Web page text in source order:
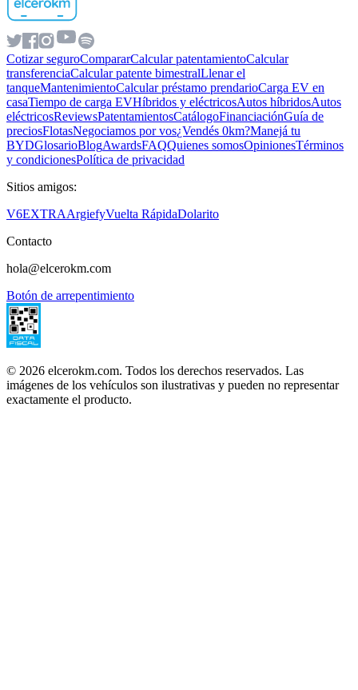
Cotizar seguroCompararCalcular patentamientoCalcular
transferenciaCalcular patente bimestralLlenar el
tanqueMantenimientoCalcular préstamo prendarioCarga EV en
casaTiempo de carga EVHíbridos y eléctricosAutos híbridosAutos
eléctricosReviewsPatentamientosCatálogoFinanciaciónGuía de
preciosFlotasNegociamos por vos¿Vendés 0km?Manejá tu
BYDGlosarioBlogAwardsFAQQuienes somosOpinionesTérminos
y condicionesPolítica de privacidad
Sitios amigos:
V6EXTRAArgiefyVuelta RápidaDolarito
Contacto
hola@elcerokm.com
Botón de arrepentimiento
© 2026 elcerokm.com. Todos los derechos reservados. Las
imágenes de los vehículos son ilustrativas y pueden no representar
exactamente el producto.